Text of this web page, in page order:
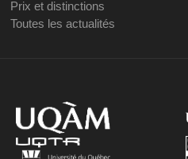
Prix et distinctions
Toutes les actualités